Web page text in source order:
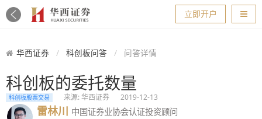
导航
立即开户
华西证券 科创板问答 问答详情
科创板的委托数量
科创板股票交易 来源: 华西证券 2019-12-13
雷林川 中国证券业协会认证投资顾问